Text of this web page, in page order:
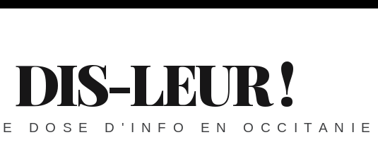
DIS-LEUR !
DOSE D'INFO EN OCCITANIE